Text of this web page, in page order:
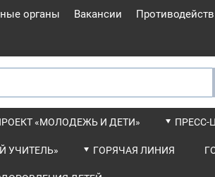
органы Вакансии
«МОЛОДЕЖЬ И ДЕТИ» ПРЕСС-
УЧИТЕЛЬ» ГОРЯЧАЯ ЛИНИЯ